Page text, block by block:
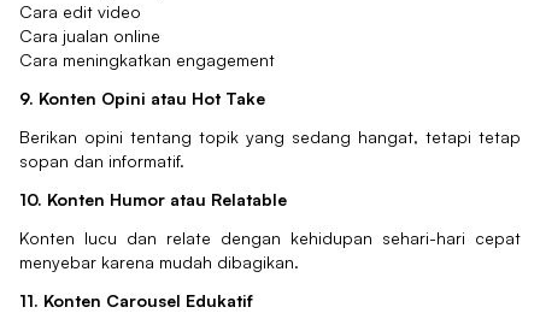
Cara edit video
Cara jualan online
Cara meningkatkan engagement
9. Konten Opini atau Hot Take
Berikan opini tentang topik yang sedang hangat, tetapi tetap
sopan dan informatif.
10. Konten Humor atau Relatable
Konten lucu dan relate dengan kehidupan sehari-hari cepat
menyebar karena mudah dibagikan.
11. Konten Carousel Edukatif